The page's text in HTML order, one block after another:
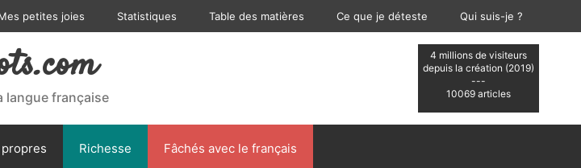
petites joies Statistiques Table des matières Ce que je déteste Qui suis-je ?
4 millions de visiteurs
depuis la création (2019)
---
10069 articles
langue française
Richesse Fâchés avec le français